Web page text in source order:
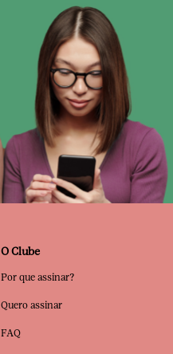
O Clube
Por que assinar?
Quero assinar
FAQ